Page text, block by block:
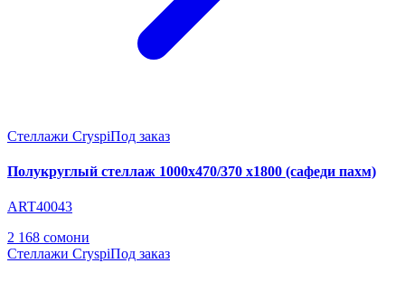
Стеллажи CryspiПод заказ
Полукруглый стеллаж 1000х470/370 х1800 (сафеди пахм)
ART40043
2 168 сомони
Стеллажи CryspiПод заказ